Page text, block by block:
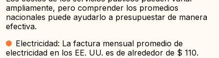
ampliamente, pero comprender los promedios
nacionales puede ayudarlo a presupuestar de manera
efectiva.
Electricidad: La factura mensual promedio de
electricidad en los EE. UU. es de alrededor de $ 110.